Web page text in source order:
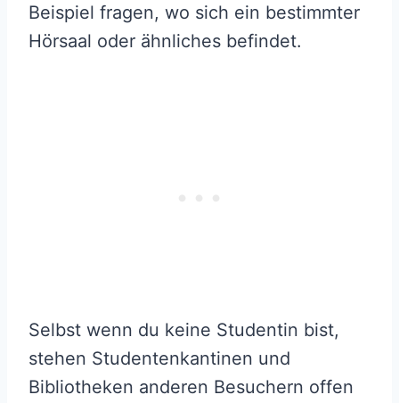
Beispiel fragen, wo sich ein bestimmter
Hörsaal oder ähnliches befindet.
Selbst wenn du keine Studentin bist,
stehen Studentenkantinen und
Bibliotheken anderen Besuchern offen